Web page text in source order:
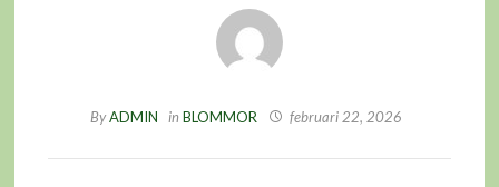
ByADMIN in BLOMMOR februari 22, 2026